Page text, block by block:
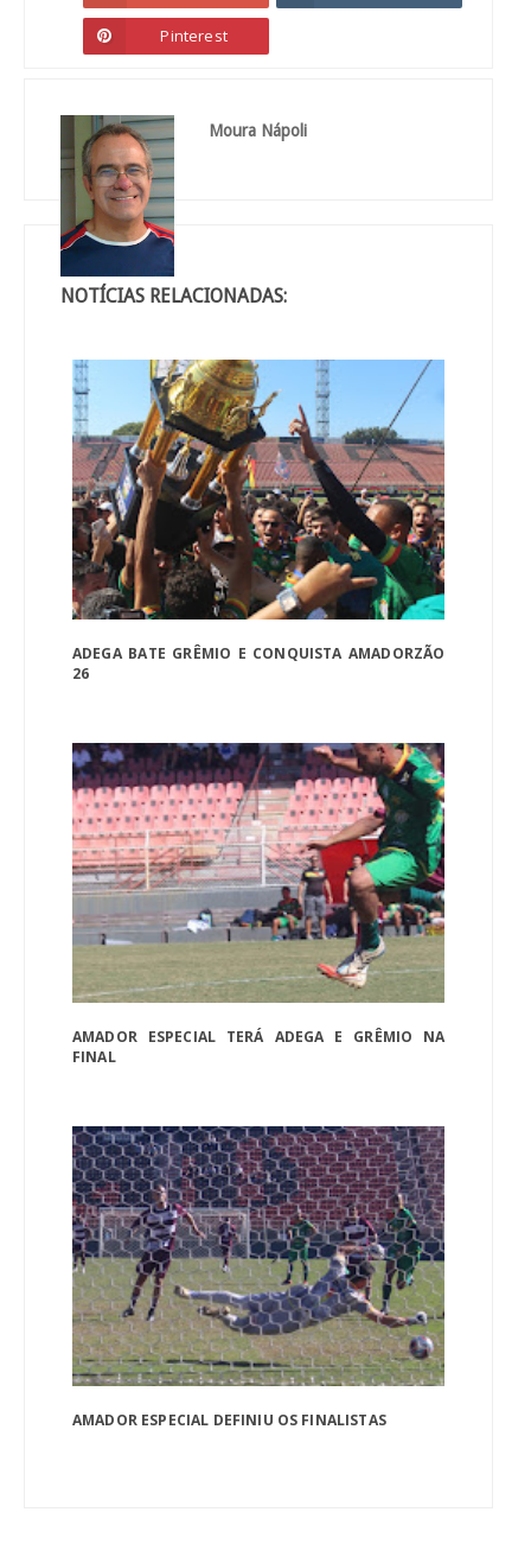
Pinterest
Moura Nápoli
NOTÍCIAS RELACIONADAS:
ADEGA BATE GRÊMIO E CONQUISTA AMADORZÃO
26
AMADOR ESPECIAL TERÁ ADEGA E GRÊMIO NA
FINAL
AMADOR ESPECIAL DEFINIU OS FINALISTAS